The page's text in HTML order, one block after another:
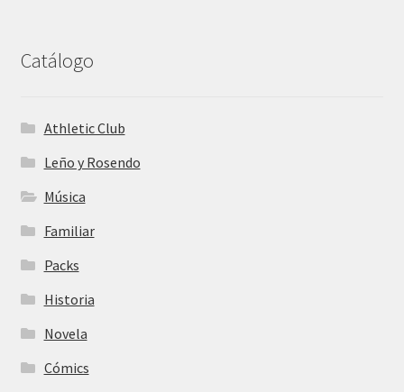
Catálogo
Athletic Club
Leño y Rosendo
Música
Familiar
Packs
Historia
Novela
Cómics